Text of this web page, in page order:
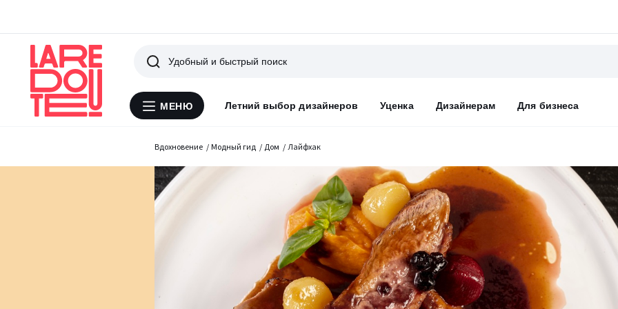
Меню
МЕНЮ Летний выбор дизайнеров Уценка Дизайнерам Для бизнеса
Поиск
Вдохновение Модный гид Дом Лайфхак